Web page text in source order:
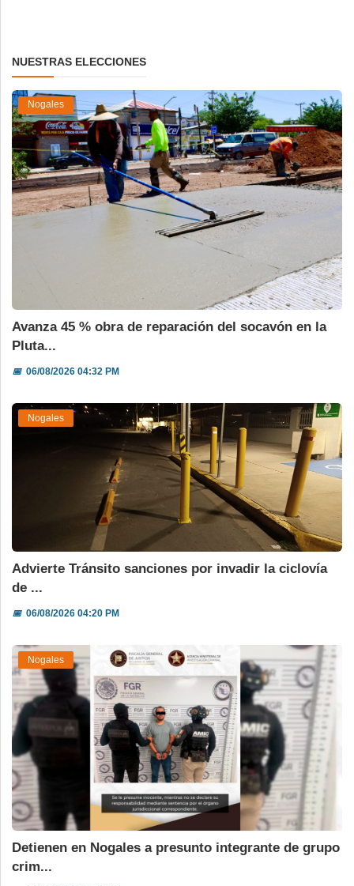
NUESTRAS ELECCIONES
Nogales
Avanza 45 % obra de reparación del socavón en la
Pluta...
📅06/08/2026 04:32 PM
Nogales
Advierte Tránsito sanciones por invadir la ciclovía
de ...
📅06/08/2026 04:20 PM
Nogales
Detienen en Nogales a presunto integrante de grupo
crim...